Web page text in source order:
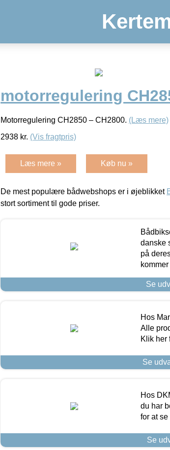
motorregulering
Motorregulering CH2850 – CH2800. (Læs mere)
2938 kr. (Vis fragtpris)
Læs mere » Køb nu »
De mest populære bådwebshops er i øjeblikket
stort sortiment til gode priser.
danske
på
Se
Hos
Alle
Klik her
Se
Hos
du har
for at
Se